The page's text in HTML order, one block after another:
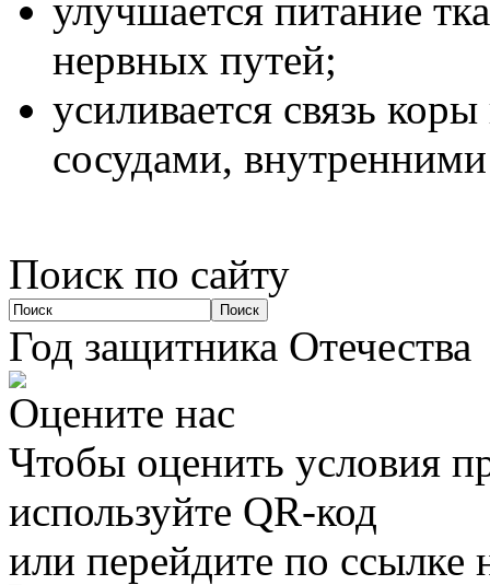
улучшается питание
нервных путей;
усиливается связь
сосудами,
Поиск по сайту
Год защитника Отечества
Оцените нас
Чтобы оценить условия
используйте QR-код
или перейдите по ссылке